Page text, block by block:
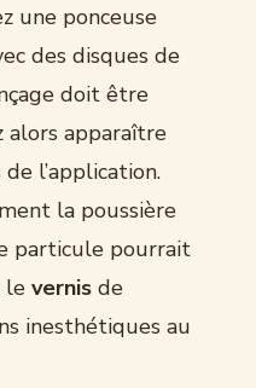
une ponceuse
des disques de
doit être
alors apparaître
l’application.
la poussière
particule pourrait
le vernis de
inesthétiques au